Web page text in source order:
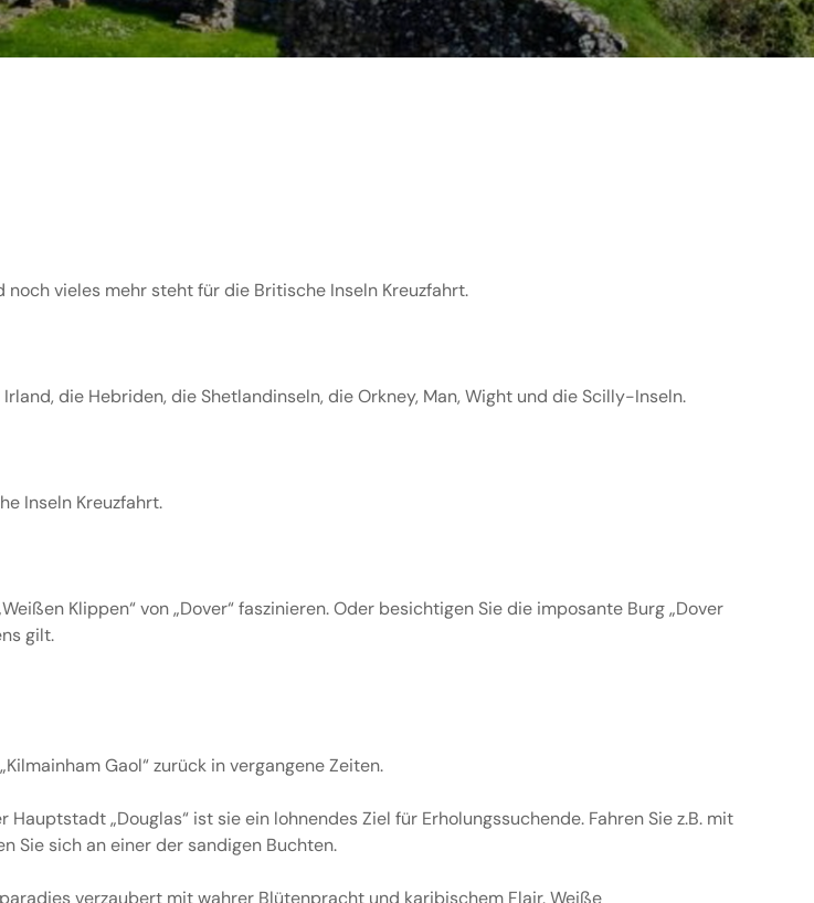
vieles mehr steht für die Britische Inseln Kreuzfahrt.
die Hebriden, die Shetlandinseln, die Orkney, Man, Wight und die Scilly-Inseln.
Inseln Kreuzfahrt.
Klippen“ von „Dover“ faszinieren. Oder besichtigen Sie die imposante Burg „Dover
gilt.
Gaol“ zurück in vergangene Zeiten.
„Douglas“ ist sie ein lohnendes Ziel für Erholungssuchende. Fahren Sie z.B. mit
Sie sich an einer der sandigen Buchten.
verzaubert mit wahrer Blütenpracht und karibischem Flair. Weiße